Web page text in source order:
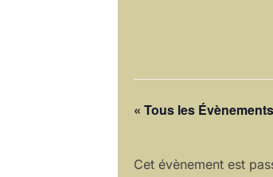
« Tous les Évènements
Cet évènement est